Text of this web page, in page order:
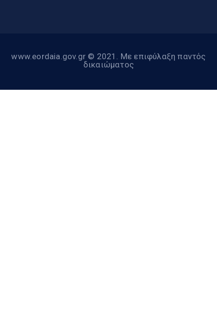
www.eordaia.gov.gr © 2021. Με επιφύλαξη παντός
δικαιώματος